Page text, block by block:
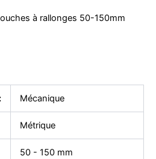
à rallonges 50-150mm
Mécanique
Métrique
50 - 150 mm